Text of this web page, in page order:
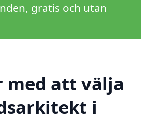
gratis och utan
med att välja
i